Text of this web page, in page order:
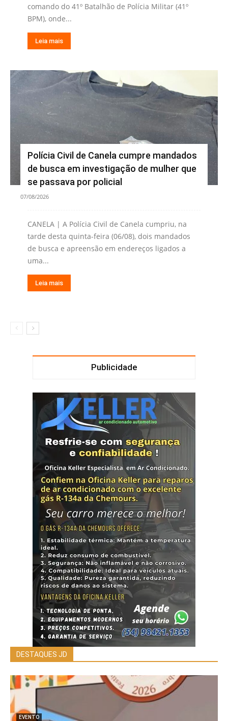
comando do 41º Batalhão de Polícia Militar (41º
BPM), onde...
Leia mais
Polícia Civil de Canela cumpre mandados
de busca em investigação de mulher que
se passava por policial
07/08/2026
CANELA | A Polícia Civil de Canela cumpriu, na
tarde desta quinta-feira (06/08), dois mandados
de busca e apreensão em endereços ligados a
uma...
Leia mais
Publicidade
DESTAQUES JD
EVENTO